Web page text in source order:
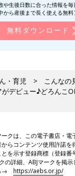
や生後日数に合った情報を毎
から産後まで長く使える無料
無料ダウンロード
・育児
こんなの
デビュー♪どろんこ
クは、この電子書店・電
らコンテンツ使用許諾を
を示す登録商標（登録番
の詳細、ABJマークを掲
→https://aebs.or.jp/